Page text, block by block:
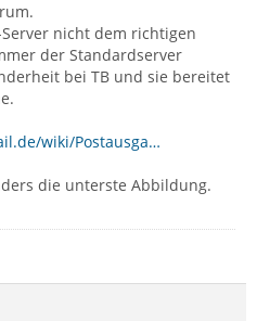
nicht dem richtigen
der Standardserver
bei TB und sie bereitet
wiki/Postausga…
die unterste Abbildung.